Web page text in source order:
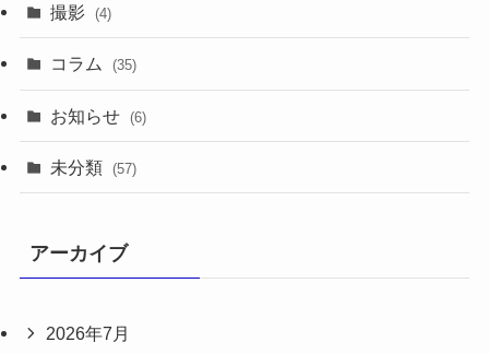
撮影 (4)
コラム (35)
お知らせ (6)
未分類 (57)
アーカイブ
2026年7月